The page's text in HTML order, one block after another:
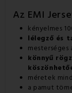
Az EMI
kényelmes
lélegző és
mesterséges
könnyű
méretek
a pamut